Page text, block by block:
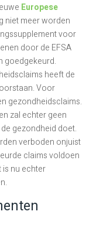
Europese
niet meer worden
voor
door de EFSA
goedgekeurd.
heeft de
Voor
gezondheidsclaims.
zal echter geen
gezondheid doet.
verboden onjuist
claims voldoen
is nu echter